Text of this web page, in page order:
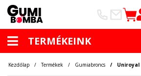
TERMÉKEINK
Kezdőlap Termékek Gumiabroncs Uniroyal